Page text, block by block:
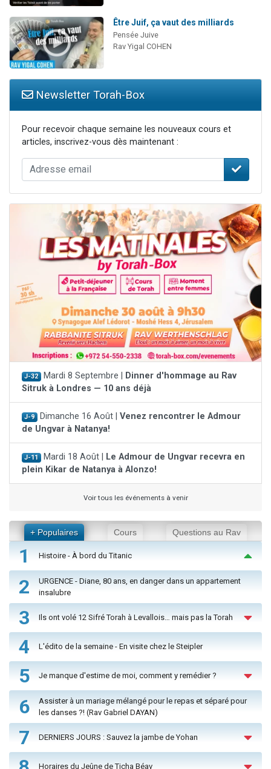
Être Juif, ça vaut des milliards
Pensée Juive
Rav Yigal COHEN
Newsletter Torah-Box
Pour recevoir chaque semaine les nouveaux cours et
articles, inscrivez-vous dès maintenant :
J-32 Mardi 8 Septembre |
Dinner d'hommage au Rav
Sitruk à Londres — 10 ans déjà
J-9 Dimanche 16 Août | Venez rencontrer le Admour
de Ungvar à Natanya!
J-11 Mardi 18 Août |
Le Admour de Ungvar recevra en
plein Kikar de Natanya à Alonzo!
Voir tous les événements à venir
+ Populaires Cours Questions au Rav
1 Histoire - À bord du Titanic
2
URGENCE - Diane, 80 ans, en danger dans un appartement
insalubre
3 Ils ont volé 12 Sifré Torah à Levallois… mais pas la Torah
4 L'édito de la semaine - En visite chez le Steipler
5 Je manque d'estime de moi, comment y remédier ?
6
Assister à un mariage mélangé pour le repas et séparé pour
les danses ?! (Rav Gabriel DAYAN)
7 DERNIERS JOURS : Sauvez la jambe de Yohan
Horaires du Jeûne de Ticha Béav